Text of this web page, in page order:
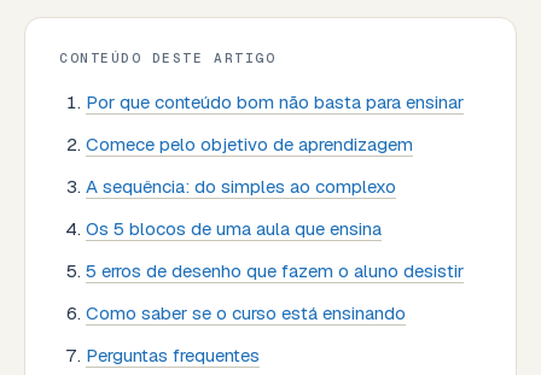
CONTEÚDO DESTE ARTIGO
Por que conteúdo bom não basta para ensinar
Comece pelo objetivo de aprendizagem
A sequência: do simples ao complexo
Os 5 blocos de uma aula que ensina
5 erros de desenho que fazem o aluno desistir
Como saber se o curso está ensinando
Perguntas frequentes